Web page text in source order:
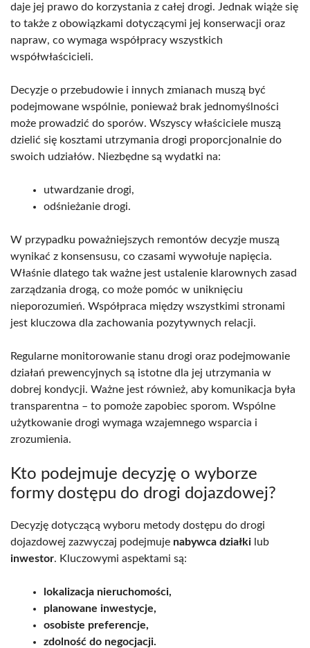
daje jej prawo do korzystania z całej drogi. Jednak wiąże się
to także z obowiązkami dotyczącymi jej konserwacji oraz
napraw, co wymaga współpracy wszystkich
współwłaścicieli.
Decyzje o przebudowie i innych zmianach muszą być
podejmowane wspólnie, ponieważ brak jednomyślności
może prowadzić do sporów. Wszyscy właściciele muszą
dzielić się kosztami utrzymania drogi proporcjonalnie do
swoich udziałów. Niezbędne są wydatki na:
utwardzanie drogi,
odśnieżanie drogi.
W przypadku poważniejszych remontów decyzje muszą
wynikać z konsensusu, co czasami wywołuje napięcia.
Właśnie dlatego tak ważne jest ustalenie klarownych zasad
zarządzania drogą, co może pomóc w uniknięciu
nieporozumień. Współpraca między wszystkimi stronami
jest kluczowa dla zachowania pozytywnych relacji.
Regularne monitorowanie stanu drogi oraz podejmowanie
działań prewencyjnych są istotne dla jej utrzymania w
dobrej kondycji. Ważne jest również, aby komunikacja była
transparentna – to pomoże zapobiec sporom. Wspólne
użytkowanie drogi wymaga wzajemnego wsparcia i
zrozumienia.
Kto podejmuje decyzję o wyborze
formy dostępu do drogi dojazdowej?
Decyzję dotyczącą wyboru metody dostępu do drogi
dojazdowej zazwyczaj podejmuje nabywca działki lub
inwestor. Kluczowymi aspektami są:
lokalizacja nieruchomości,
planowane inwestycje,
osobiste preferencje,
zdolność do negocjacji.